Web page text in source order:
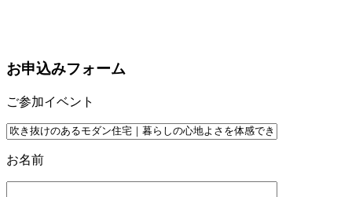
お申込みフォーム
ご参加イベント
お名前